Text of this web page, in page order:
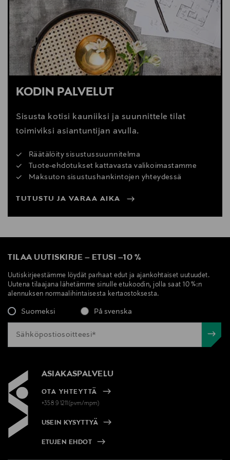
cliente@kavehome.com
KODIN PALVELUT
Sisusta kotisi kauniiksi ja suunnittele tilat
toimiviksi asiantuntijan avulla.
Räätälöity sisustussuunnitelma
Tuote-ehdotukset kattavasta valikoimastamme
Maksuton sisustushankintojen yhteydessä
TUTUSTU JA VARAA AIKA
TILAA UUTISKIRJE – ETUSI –10 %
Uutiskirjeestämme löydät parhaat edut ja ajankohtaiset uutuudet.
Uutena tilaajana lähetämme sinulle etukoodin, jolla saat 10 %:n
alennuksen normaalihintaisesta kertaostoksesta.
Suomeksi På svenska
ASIAKASPALVELU
OTA YHTEYTTÄ
+358 9 1211(pvm/mpm)
USEIN KYSYTTYÄ
ETUJEN EHDOT